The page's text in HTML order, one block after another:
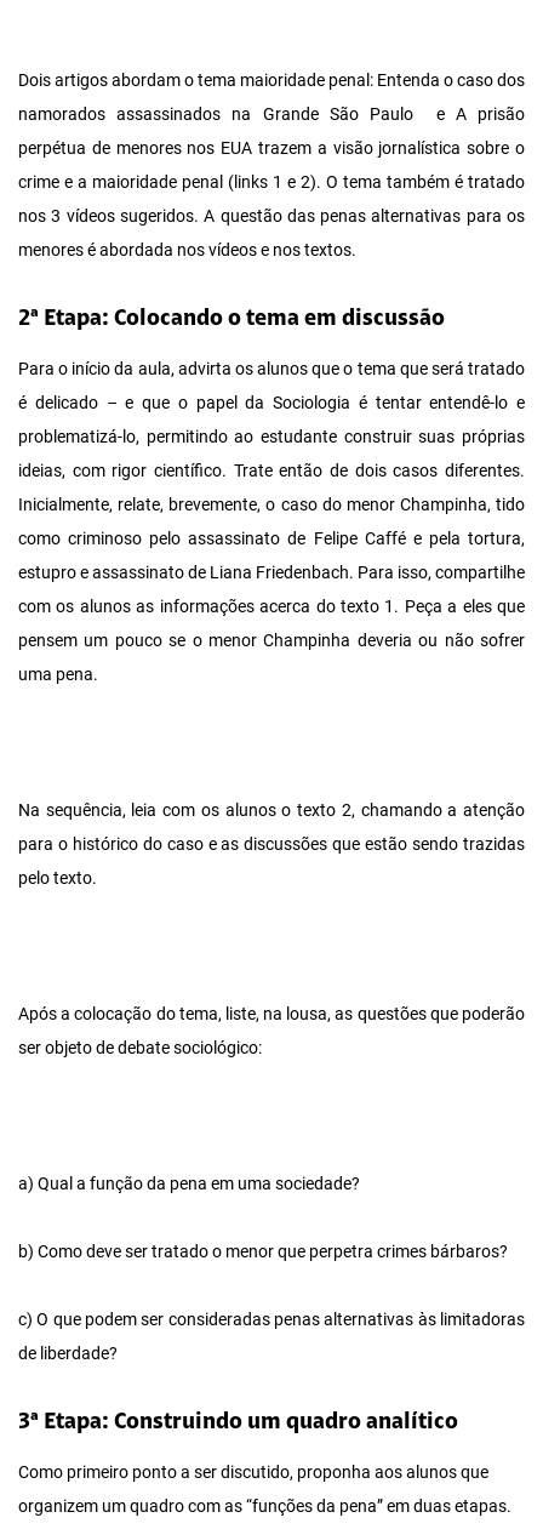
Dois artigos abordam o tema maioridade penal: Entenda o caso dos
namorados assassinados na Grande São Paulo e A prisão
perpétua de menores nos EUA trazem a visão jornalística sobre o
crime e a maioridade penal (links 1 e 2). O tema também é tratado
nos 3 vídeos sugeridos. A questão das penas alternativas para os
menores é abordada nos vídeos e nos textos.
2ª Etapa: Colocando o tema em discussão
Para o início da aula, advirta os alunos que o tema que será tratado
é delicado – e que o papel da Sociologia é tentar entendê-lo e
problematizá-lo, permitindo ao estudante construir suas próprias
ideias, com rigor científico. Trate então de dois casos diferentes.
Inicialmente, relate, brevemente, o caso do menor Champinha, tido
como criminoso pelo assassinato de Felipe Caffé e pela tortura,
estupro e assassinato de Liana Friedenbach. Para isso, compartilhe
com os alunos as informações acerca do texto 1. Peça a eles que
pensem um pouco se o menor Champinha deveria ou não sofrer
uma pena.
Na sequência, leia com os alunos o texto 2, chamando a atenção
para o histórico do caso e as discussões que estão sendo trazidas
pelo texto.
Após a colocação do tema, liste, na lousa, as questões que poderão
ser objeto de debate sociológico:
a) Qual a função da pena em uma sociedade?
b) Como deve ser tratado o menor que perpetra crimes bárbaros?
c) O que podem ser consideradas penas alternativas às limitadoras
de liberdade?
3ª Etapa: Construindo um quadro analítico
Como primeiro ponto a ser discutido, proponha aos alunos que
organizem um quadro com as “funções da pena” em duas etapas.